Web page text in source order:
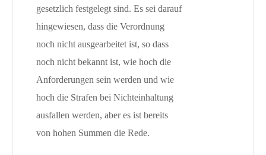
gesetzlich festgelegt sind. Es sei darauf
hingewiesen, dass die Verordnung
noch nicht ausgearbeitet ist, so dass
noch nicht bekannt ist, wie hoch die
Anforderungen sein werden und wie
hoch die Strafen bei Nichteinhaltung
ausfallen werden, aber es ist bereits
von hohen Summen die Rede.